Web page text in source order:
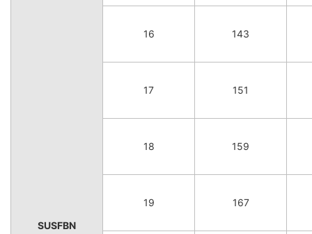
SUSFBN
16 143
17 151
18 159
19 167